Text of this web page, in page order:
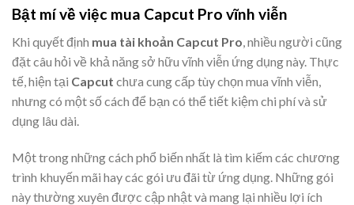
Bật mí về việc mua Capcut Pro vĩnh viễn
Khi quyết định mua tài khoản Capcut Pro, nhiều người cũng
đặt câu hỏi về khả năng sở hữu vĩnh viễn ứng dụng này. Thực
tế, hiện tại Capcut chưa cung cấp tùy chọn mua vĩnh viễn,
nhưng có một số cách để bạn có thể tiết kiệm chi phí và sử
dụng lâu dài.
Một trong những cách phổ biến nhất là tìm kiếm các chương
trình khuyến mãi hay các gói ưu đãi từ ứng dụng. Những gói
này thường xuyên được cập nhật và mang lại nhiều lợi ích